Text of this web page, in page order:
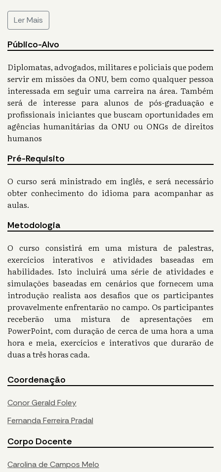
Ler Mais
Público-Alvo
Diplomatas, advogados, militares e policiais que podem
servir em missões da ONU, bem como qualquer pessoa
interessada em seguir uma carreira na área. Também
será de interesse para alunos de pós-graduação e
profissionais iniciantes que buscam oportunidades em
agências humanitárias da ONU ou ONGs de direitos
humanos
Pré-Requisito
O curso será ministrado em inglês, e será necessário
obter conhecimento do idioma para acompanhar as
aulas.
Metodologia
O curso consistirá em uma mistura de palestras,
exercícios interativos e atividades baseadas em
habilidades. Isto incluirá uma série de atividades e
simulações baseadas em cenários que fornecem uma
introdução realista aos desafios que os participantes
provavelmente enfrentarão no campo. Os participantes
receberão uma mistura de apresentações em
PowerPoint, com duração de cerca de uma hora a uma
hora e meia, exercícios e interativos que durarão de
duas a três horas cada.
Coordenação
Conor Gerald Foley
Fernanda Ferreira Pradal
Corpo Docente
Carolina de Campos Melo